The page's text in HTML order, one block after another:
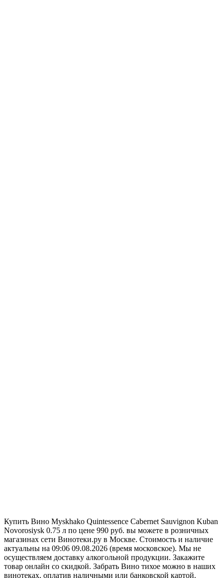
Купить Вино Myskhako Quintessence Cabernet Sauvignon Kuban
Novorosiysk 0.75 л по цене 990 руб. вы можете в розничных
магазинах сети Винотеки.ру в Москве. Стоимость и наличие
актуальны на 09:06 09.08.2026 (время московское). Мы не
осуществляем доставку алкогольной продукции. Закажите
товар онлайн со скидкой. Забрать Вино тихое можно в наших
винотеках, оплатив наличными или банковской картой.